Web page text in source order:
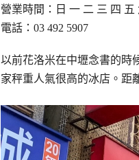
營業時間：日 一 二 三 四 五
電話：03 492 5907
以前花洛米在中壢念書的時
家秤重人氣很高的冰店。距